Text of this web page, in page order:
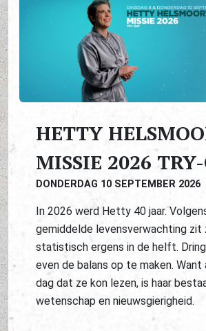
HETTY
MISSIE 2026
DONDERDAG 10 SEPTEMBER 2026
In 2026 werd Hetty 40 jaar.
gemiddelde levensverwachting zit
statistisch ergens in de helft.
even de balans op te maken. Want
dag dat ze kon lezen, is haar
wetenschap en nieuwsgierigheid.